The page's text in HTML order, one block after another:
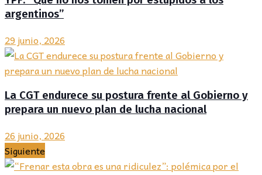
argentinos”
29 junio, 2026
La CGT endurece su postura frente al Gobierno y
prepara un nuevo plan de lucha nacional
26 junio, 2026
Siguiente